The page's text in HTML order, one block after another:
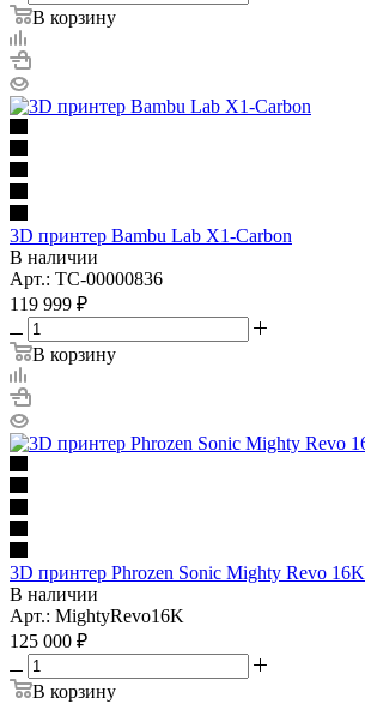
В корзину
3D принтер Bambu Lab X1-Carbon
В наличии
Арт.: TC-00000836
119 999 ₽
В корзину
3D принтер Phrozen Sonic Mighty Revo 16K
В наличии
Арт.: MightyRevo16K
125 000 ₽
В корзину